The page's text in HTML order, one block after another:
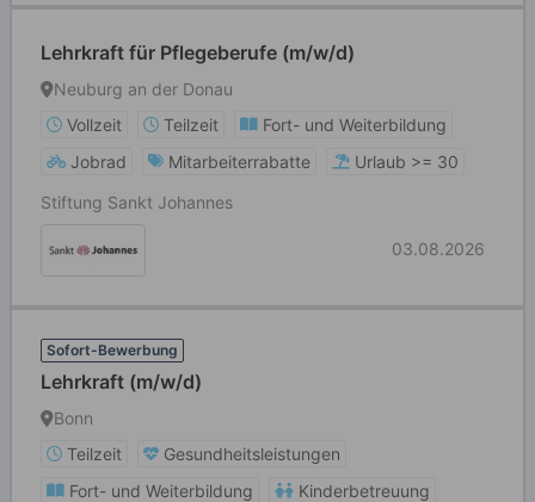
Lehrkraft für Pflegeberufe (m/w/d)
Neuburg an der Donau
Vollzeit
Teilzeit
Fort- und Weiterbildung
Jobrad
Mitarbeiterrabatte
Urlaub >= 30
Stiftung Sankt Johannes
03.08.2026
Sofort-Bewerbung
Lehrkraft (m/w/d)
Bonn
Teilzeit
Gesundheitsleistungen
Fort- und Weiterbildung
Kinderbetreuung